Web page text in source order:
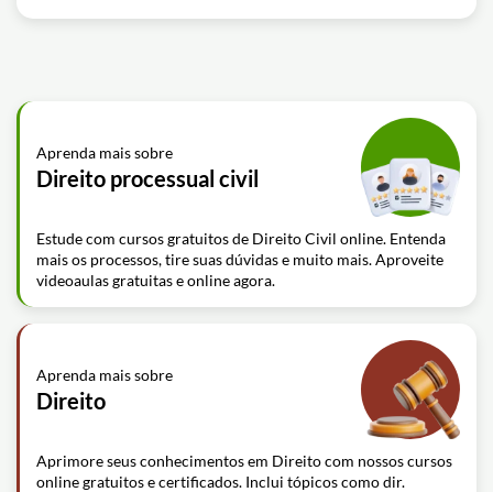
Aprenda mais sobre
Direito processual civil
Estude com cursos gratuitos de Direito Civil online. Entenda
mais os processos, tire suas dúvidas e muito mais. Aproveite
videoaulas gratuitas e online agora.
Aprenda mais sobre
Direito
Aprimore seus conhecimentos em Direito com nossos cursos
online gratuitos e certificados. Inclui tópicos como dir.